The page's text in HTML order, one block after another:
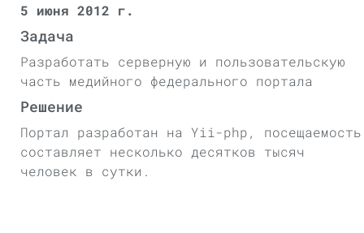
5 июня 2012 г.
Задача
Разработать серверную и пользовательскую
часть медийного федерального портала
Решение
Портал разработан на Yii-php, посещаемость
составляет несколько десятков тысяч
человек в сутки.